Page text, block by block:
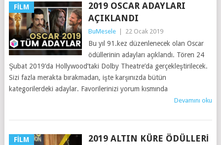
FILM
2019 OSCAR ADAYLARI
AÇIKLANDI
BuMesele 22 Ocak 2019
Bu yıl 91.kez düzenlenecek olan Oscar
ödüllerinin adayları açıklandı. Tören 24
Şubat 2019’da Hollywood’taki Dolby Theatre’da gerçekleştirilecek.
Sizi fazla merakta bırakmadan, işte karşınızda bütün
kategorilerdeki adaylar. Favorilerinizi yorum kısmında
Devamını oku
FILM
2019 ALTIN KÜRE ÖDÜLLERI